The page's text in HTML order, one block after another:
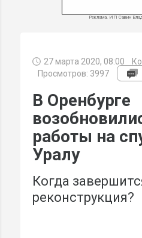
Реклама. ИП Савин
27 марта 2020, 08:00
Просмотров: 3997
В Оренбурге
работы на
Уралу
Когда
реконструкция?